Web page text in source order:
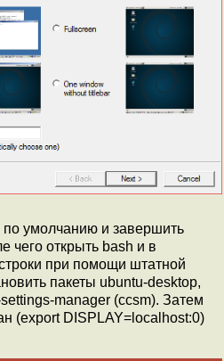
по умолчанию и завершить
чего открыть bash и в
при помощи штатной
пакеты ubuntu-desktop,
manager (ccsm). Затем
(export DISPLAY=localhost:0)